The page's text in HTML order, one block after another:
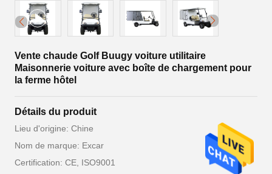
Vente chaude Golf Buugy voiture utilitaire
Maisonnerie voiture avec boîte de chargement pour
la ferme hôtel
Détails du produit
Lieu d'origine: Chine
Nom de marque: Excar
Certification: CE, ISO9001